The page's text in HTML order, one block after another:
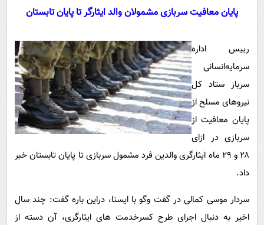
جامعه
حوادث
سلامت
یک برش دانایی
محیط زیست
سفر و تفریح
بین الملل
سیاست خارجی
فرهنگ و هنر
علم و دانش
فناوری و It
علمی
قرآن
گوناگون
داستان کوتاه
پایان معافیت سربازی مشمولان والد ایثارگر تا پایان تابستان
رییس اداره
سرمایه‌انسانی
سرباز ستاد کل
نیروهای مسلح از
پایان معافیت از
سربازی در ازای
۲۸ و ۲۹ ماه ایثارگری والدین فرد مشمول سربازی تا پایان تابستان خبر
داد.
سردار موسی کمالی در گفت وگو با ایسنا، دراین باره گفت: چند سال
اخیر به دنبال اجرای طرح کسرخدمت های ایثارگری، آن دسته از